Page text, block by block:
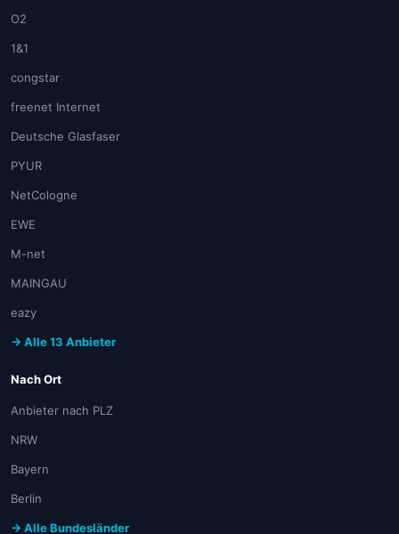
O2
1&1
congstar
freenet Internet
Deutsche Glasfaser
PYUR
NetCologne
EWE
M-net
MAINGAU
eazy
→ Alle 13 Anbieter
Nach Ort
Anbieter nach PLZ
NRW
Bayern
Berlin
→ Alle Bundesländer